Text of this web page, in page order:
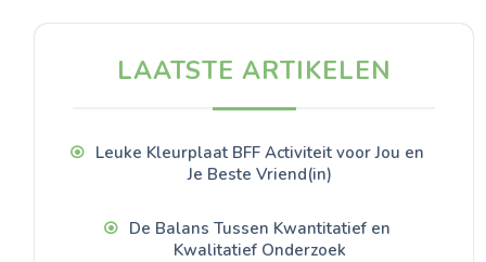
LAATSTE ARTIKELEN
Leuke Kleurplaat BFF Activiteit voor Jou en
Je Beste Vriend(in)
De Balans Tussen Kwantitatief en
Kwalitatief Onderzoek